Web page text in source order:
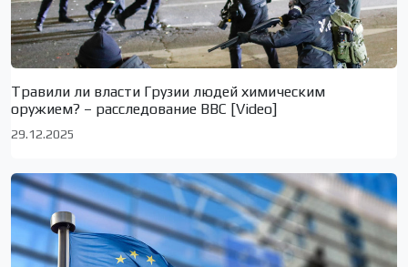
Травили ли власти Грузии людей химическим
оружием? – расследование BBC [Video]
29.12.2025